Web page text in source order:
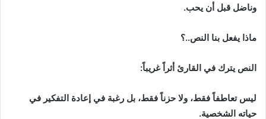
وناضل قبل أن يحب.
ماذا يفعل بنا النص..؟
النص يترك في القارئ أثراً غريباً:
ليس تعاطفاً فقط، ولا حزناً فقط، بل رغبة في إعادة التفكير في
حياته الشخصية.